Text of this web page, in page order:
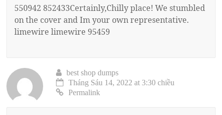
550942 852433Certainly,Chilly place! We stumbled
on the cover and Im your own representative.
limewire limewire 95459
best shop dumps
Tháng Sáu 14, 2022 at 3:30 chiều
Permalink